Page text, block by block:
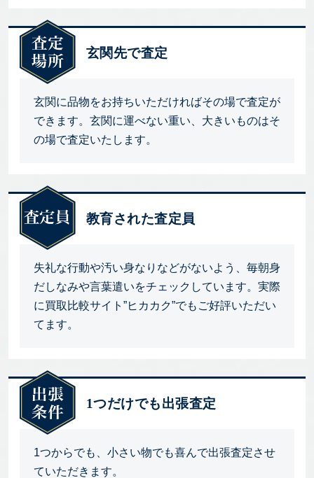
玄関先で査定
玄関に品物をお持ちいただければその場で査定が
できます。玄関に運べない重い、大きいものはそ
の場で査定いたします。
教育された査定員
失礼な行動や汚い身なりなどがないよう、毎朝身
だしなみや言葉遣いをチェックしています。実際
に買取比較サイト”ヒカカク”でもご好評いただい
てます。
1つだけでも出張査定
1つからでも、小さい物でも喜んで出張査定させ
ていただきます。